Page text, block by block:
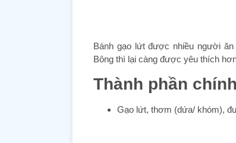
Bánh gạo lứt được nhiều người
Bông thì lại càng được yêu thích
Thành phần
Gạo lứt, thơm (dứa/ khóm),